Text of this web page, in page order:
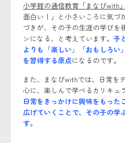
小学館の通信教育「まなびwith」
面白い！」と小さいころに気づ
づきが、その子の生涯の学びを
ンになる、と考えています。子
よりも「楽しい」「おもしろい
を習得する原点になるのです。
また、まなびwithでは、日常を
心に、楽しんで学べるカリキュ
日常をきっかけに興味をもった
広げていくことで、その子の学
す。